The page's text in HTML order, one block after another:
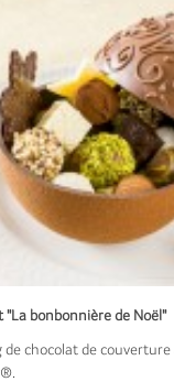
"La bonbonnière de Noël"
de chocolat de couverture